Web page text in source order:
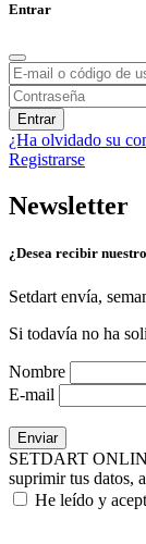
Entrar
Entrar
¿Ha olvidado su
Registrarse
Newsletter
¿Desea recibir
Setdart envía,
Si todavía no ha
Nombre
E-mail
SETDART
suprimir tus datos,
He leído y